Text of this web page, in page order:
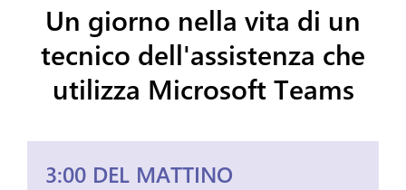
Un giorno nella vita di un
tecnico dell'assistenza che
utilizza Microsoft Teams
3:00 DEL MATTINO